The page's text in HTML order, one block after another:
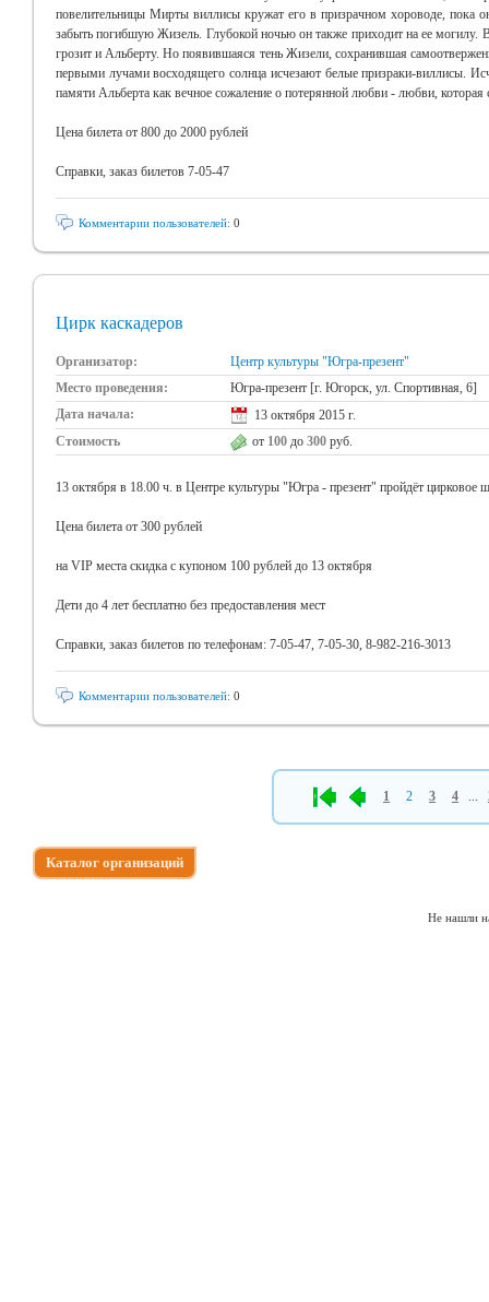
повелительницы Мирты виллисы кружат его в призрачном хороводе, пока
забыть погибшую Жизель. Глубокой ночью он также приходит на ее
грозит и Альберту. Но появившаяся тень Жизели, сохранившая
первыми лучами восходящего солнца исчезают белые призраки-виллисы.
памяти Альберта как вечное сожаление о потерянной любви - любви, которая
Цена билета от 800 до 2000 рублей
Справки, заказ билетов 7-05-47
Комментарии пользователей: 0
Цирк каскадеров
Организатор:
Центр культуры "Югра-презент"
Место проведения:
Югра-презент [г. Югорск, ул. Спортивная, 6]
Дата начала:
13 октября 2015 г.
Стоимость
от 100 до 300 руб.
13 октября в 18.00 ч. в Центре культуры "Югра - презент" пройдёт цирковое
Цена билета от 300 рублей
на VIP места скидка с купоном 100 рублей до 13 октября
Дети до 4 лет бесплатно без предоставления мест
Справки, заказ билетов по телефонам: 7-05-47, 7-05-30, 8-982-216-3013
Комментарии пользователей: 0
1 2 3 4 ...
Каталог организаций
Не нашли